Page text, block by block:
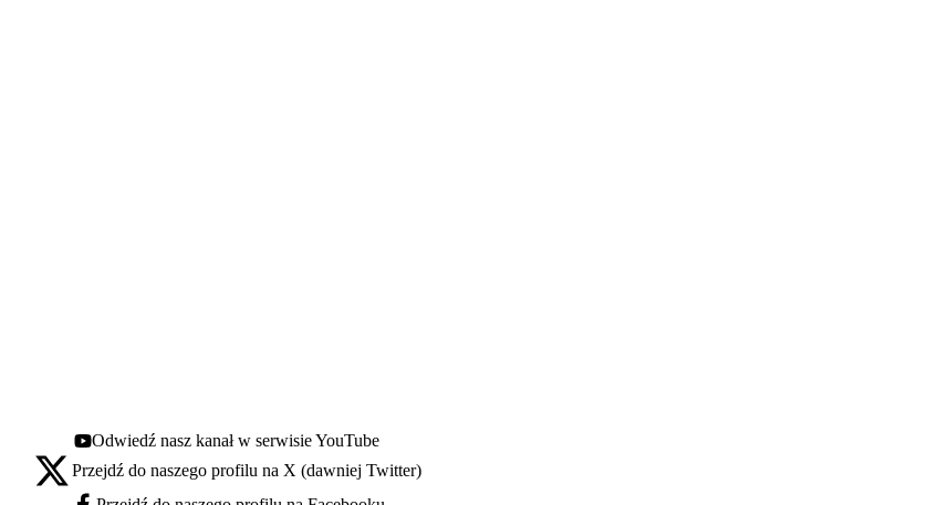
Youtube - otwiera się w nowej karcie
Odwiedź nasz kanał w serwisie YouTube
X - otwiera się w nowej karcie
Przejdź do naszego profilu na X (dawniej Twitter)